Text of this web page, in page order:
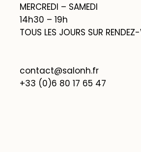
MERCREDI – SAMEDI
14h30 – 19h
TOUS LES JOURS SUR
contact@salonh.fr
+33 (0)6 80 17 65 47